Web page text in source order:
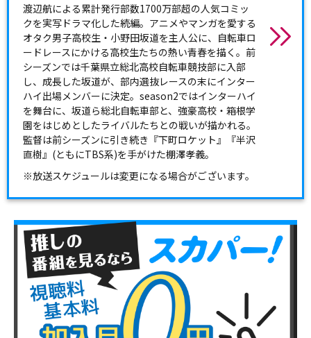
渡辺航による累計発行部数1700万部超の人気コミッ
クを実写ドラマ化した続編。アニメやマンガを愛する
オタク男子高校生・小野田坂道を主人公に、自転車ロ
ードレースにかける高校生たちの熱い青春を描く。前
シーズンでは千葉県立総北高校自転車競技部に入部
し、成長した坂道が、部内選抜レースの末にインター
ハイ出場メンバーに決定。season2ではインターハイ
を舞台に、坂道ら総北自転車部と、強豪高校・箱根学
園をはじめとしたライバルたちとの戦いが描かれる。
監督は前シーズンに引き続き『下町ロケット』『半沢
直樹』(ともにTBS系)を手がけた棚澤孝義。
※放送スケジュールは変更になる場合がございます。